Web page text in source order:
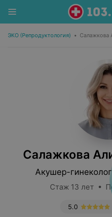
ЭКО (Репродуктология) • Салажкова
Салажкова
Акушер-
Стаж 13 лет •
5.0